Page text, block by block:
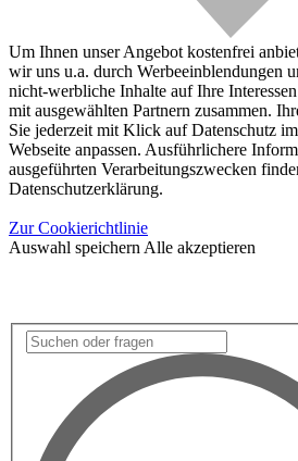
Um Ihnen unser Angebot kostenfrei
wir uns u.a. durch Werbeeinblendungen
nicht-werbliche Inhalte auf Ihre
mit ausgewählten Partnern zusammen.
Sie jederzeit mit Klick auf Datenschutz
Webseite anpassen. Ausführlichere
ausgeführten Verarbeitungszwecken
Datenschutzerklärung.
Zur Cookierichtlinie
Auswahl speichern Alle akzeptieren